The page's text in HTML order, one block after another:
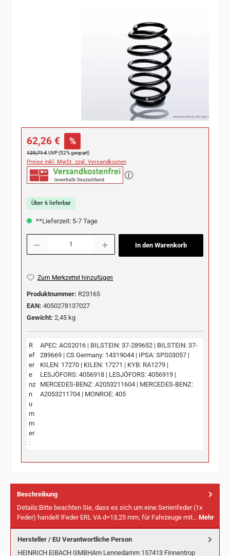
Verkaufspreis:
62,26 € %
Regulärer Preis:
129,71 €UVP (52% gespart)
Preise inkl. MwSt. zzgl. Versandkosten
Über 6 lieferbar
**Lieferzeit: 5-7 Tage
Produkt Anzahl: Gib den gewünschten Wert ein oder benutze die Schaltflächen
In den Warenkorb
Zum Merkzettel hinzufügen
Produktnummer: R23165
EAN: 4050278137027
Gewicht: 2,45 kg
R
ef
er
e
nz
n
u
m
m
er
:
APEC: ACS2016 | BILSTEIN: 37-289652 | BILSTEIN: 37-
289669 | CS Germany: 14319044 | IPSA: SPS03057 |
KILEN: 17270 | KILEN: 17271 | KYB: RA1279 |
LESJÖFORS: 4056918 | LESJÖFORS: 4056919 |
MERCEDES-BENZ: A2053211604 | MERCEDES-BENZ:
A2053211704 | MONROE: 405
Beschreibung
Details:Bitte beachten Sie, dass es sich um eine Serienfeder (1x
Feder) handelt !Feder ERL VA d=13,25 mm, für Fahrzeuge mit… Mehr
Hersteller / EU Verantwortliche Person
HEINRICH EIBACH GMBHAm Lennedamm 157413 Finnentrop